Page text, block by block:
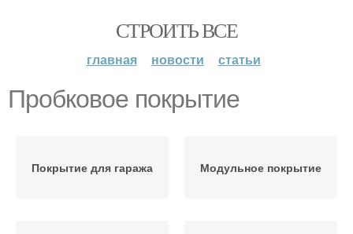
СТРОИТЬ ВСЕ
главная новости статьи
Пробковое покрытие
Покрытие для гаража Модульное покрытие